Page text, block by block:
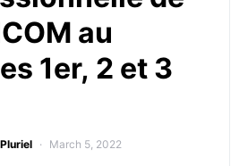
au
1er, 2 et 3
March 5, 2022